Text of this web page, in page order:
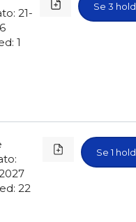
Se 3 hold
21-
1
Se 1 hold
22